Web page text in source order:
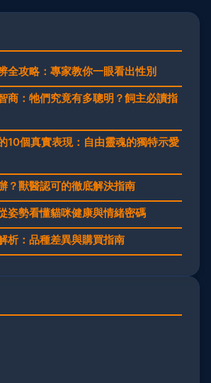
全攻略：專家教你一眼看出性別
商：牠們究竟有多聰明？飼主必讀指
10個真實表現：自由靈魂的獨特示愛
？獸醫認可的徹底解決指南
姿勢看懂貓咪健康與情緒密碼
析：品種差異與購買指南